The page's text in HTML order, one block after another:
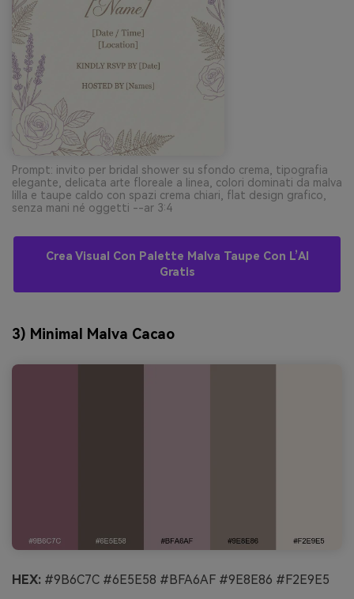
Prompt: invito per bridal shower su sfondo crema, tipografia
elegante, delicata arte floreale a linea, colori dominati da malva
lilla e taupe caldo con spazi crema chiari, flat design grafico,
senza mani né oggetti --ar 3:4
Crea Visual Con Palette Malva Taupe Con L’AI
Gratis
3) Minimal Malva Cacao
HEX: #9B6C7C #6E5E58 #BFA6AF #9E8E86 #F2E9E5